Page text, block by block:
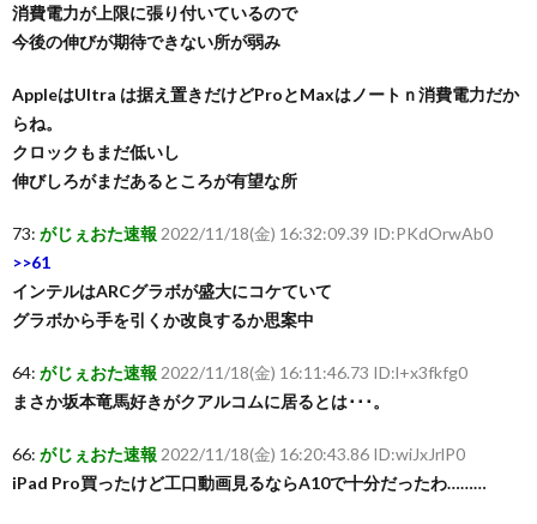
消費電力が上限に張り付いているので
今後の伸びが期待できない所が弱み
AppleはUltra は据え置きだけどProとMaxはノートｎ消費電力だか
らね。
クロックもまだ低いし
伸びしろがまだあるところが有望な所
73: がじぇおた速報 2022/11/18(金) 16:32:09.39 ID:PKdOrwAb0
>>61
インテルはARCグラボが盛大にコケていて
グラボから手を引くか改良するか思案中
64: がじぇおた速報 2022/11/18(金) 16:11:46.73 ID:l+x3fkfg0
まさか坂本竜馬好きがクアルコムに居るとは･･･。
66: がじぇおた速報 2022/11/18(金) 16:20:43.86 ID:wiJxJrlP0
iPad Pro買ったけど工口動画見るならA10で十分だったわ………